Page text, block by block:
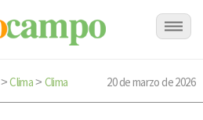
>Clima> Clima 20 de marzo de 2026